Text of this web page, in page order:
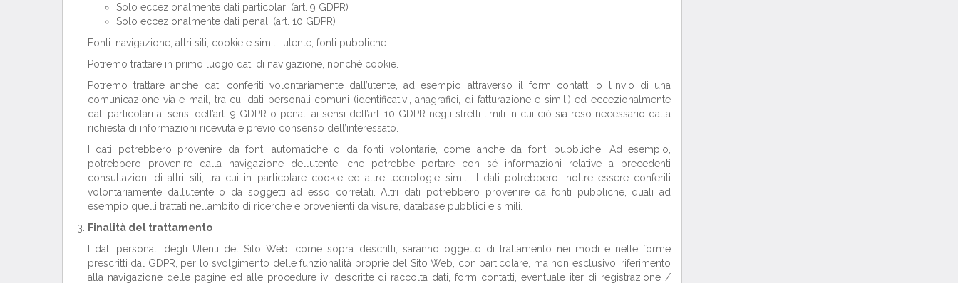
Solo eccezionalmente dati particolari (art. 9 GDPR)
Solo eccezionalmente dati penali (art. 10 GDPR)
Fonti: navigazione, altri siti, cookie e simili; utente; fonti pubbliche.
Potremo trattare in primo luogo dati di navigazione, nonché cookie.
Potremo trattare anche dati conferiti volontariamente dall’utente, ad esempio attraverso il form contatti o l’invio di una
comunicazione via e-mail, tra cui dati personali comuni (identificativi, anagrafici, di fatturazione e simili) ed eccezionalmente
dati particolari ai sensi dell’art. 9 GDPR o penali ai sensi dell’art. 10 GDPR negli stretti limiti in cui ciò sia reso necessario dalla
richiesta di informazioni ricevuta e previo consenso dell’interessato.
I dati potrebbero provenire da fonti automatiche o da fonti volontarie, come anche da fonti pubbliche. Ad esempio,
potrebbero provenire dalla navigazione dell’utente, che potrebbe portare con sé informazioni relative a precedenti
consultazioni di altri siti, tra cui in particolare cookie ed altre tecnologie simili. I dati potrebbero inoltre essere conferiti
volontariamente dall’utente o da soggetti ad esso correlati. Altri dati potrebbero provenire da fonti pubbliche, quali ad
esempio quelli trattati nell’ambito di ricerche e provenienti da visure, database pubblici e simili.
Finalità del trattamento
I dati personali degli Utenti del Sito Web, come sopra descritti, saranno oggetto di trattamento nei modi e nelle forme
prescritti dal GDPR, per lo svolgimento delle funzionalità proprie del Sito Web, con particolare, ma non esclusivo, riferimento
alla navigazione delle pagine ed alle procedure ivi descritte di raccolta dati, form contatti, eventuale iter di registrazione /